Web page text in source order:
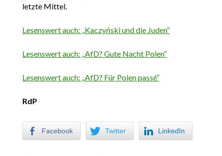
letzte Mittel.
Lesenswert auch: „Kaczyński und die Juden“
Lesenswert auch: „AfD? Gute Nacht Polen“
Lesenswert auch: „AfD? Für Polen passé“
RdP
Facebook Twitter LinkedIn